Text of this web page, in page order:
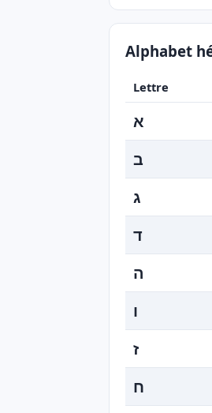
Alphabet
Lettre
א
ב
ג
ד
ה
ו
ז
ח